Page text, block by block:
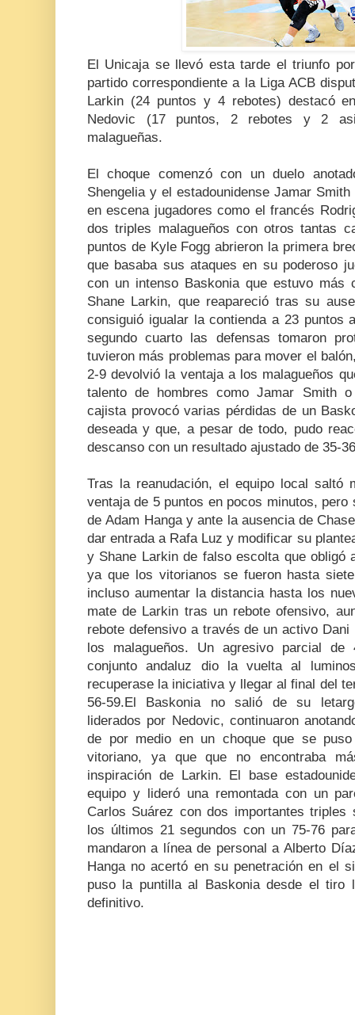
El Unicaja se llevó esta tarde el triunfo
partido correspondiente a la Liga ACB
Larkin (24 puntos y 4 rebotes) destacó
Nedovic (17 puntos, 2 rebotes y 2
malagueñas.
El choque comenzó con un duelo
Shengelia y el estadounidense Jamar
en escena jugadores como el francés
dos triples malagueños con otros tantas
puntos de Kyle Fogg abrieron la primera
que basaba sus ataques en su poderoso
con un intenso Baskonia que estuvo más
Shane Larkin, que reapareció tras su
consiguió igualar la contienda a 23 puntos
segundo cuarto las defensas tomaron
tuvieron más problemas para mover el
2-9 devolvió la ventaja a los malagueños
talento de hombres como Jamar Smith
cajista provocó varias pérdidas de un
deseada y que, a pesar de todo, pudo
descanso con un resultado ajustado de 35-
Tras la reanudación, el equipo local saltó
ventaja de 5 puntos en pocos minutos,
de Adam Hanga y ante la ausencia de
dar entrada a Rafa Luz y modificar su
y Shane Larkin de falso escolta que obligó
ya que los vitorianos se fueron hasta
incluso aumentar la distancia hasta los
mate de Larkin tras un rebote ofensivo,
rebote defensivo a través de un activo
los malagueños. Un agresivo parcial de
conjunto andaluz dio la vuelta al
recuperase la iniciativa y llegar al final del
56-59.El Baskonia no salió de su
liderados por Nedovic, continuaron
de por medio en un choque que se
vitoriano, ya que que no encontraba
inspiración de Larkin. El base
equipo y lideró una remontada con un
Carlos Suárez con dos importantes triples
los últimos 21 segundos con un 75-76
mandaron a línea de personal a Alberto
Hanga no acertó en su penetración en el
puso la puntilla al Baskonia desde el tiro
definitivo.